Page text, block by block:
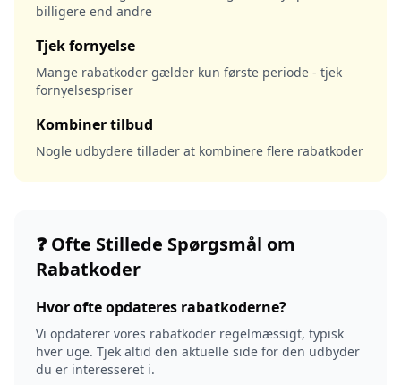
billigere end andre
Tjek fornyelse
Mange rabatkoder gælder kun første periode - tjek
fornyelsespriser
Kombiner tilbud
Nogle udbydere tillader at kombinere flere rabatkoder
❓ Ofte Stillede Spørgsmål om
Rabatkoder
Hvor ofte opdateres rabatkoderne?
Vi opdaterer vores rabatkoder regelmæssigt, typisk
hver uge. Tjek altid den aktuelle side for den udbyder
du er interesseret i.